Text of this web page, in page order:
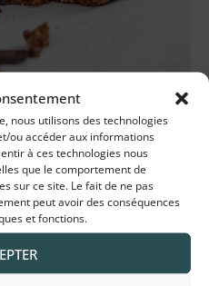
nous utilisons des technologies
ou accéder aux informations
à ces technologies nous
que le comportement de
sur ce site. Le fait de ne pas
peut avoir des conséquences
et fonctions.
le sirop d’érable, le
un fouet.
le bicarbonate, le sel, les
doucement.
par biscuit sur une plaque
parchemin et aplatir